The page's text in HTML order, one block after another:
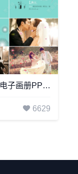
相册纪念电子画册PPT模板
6629